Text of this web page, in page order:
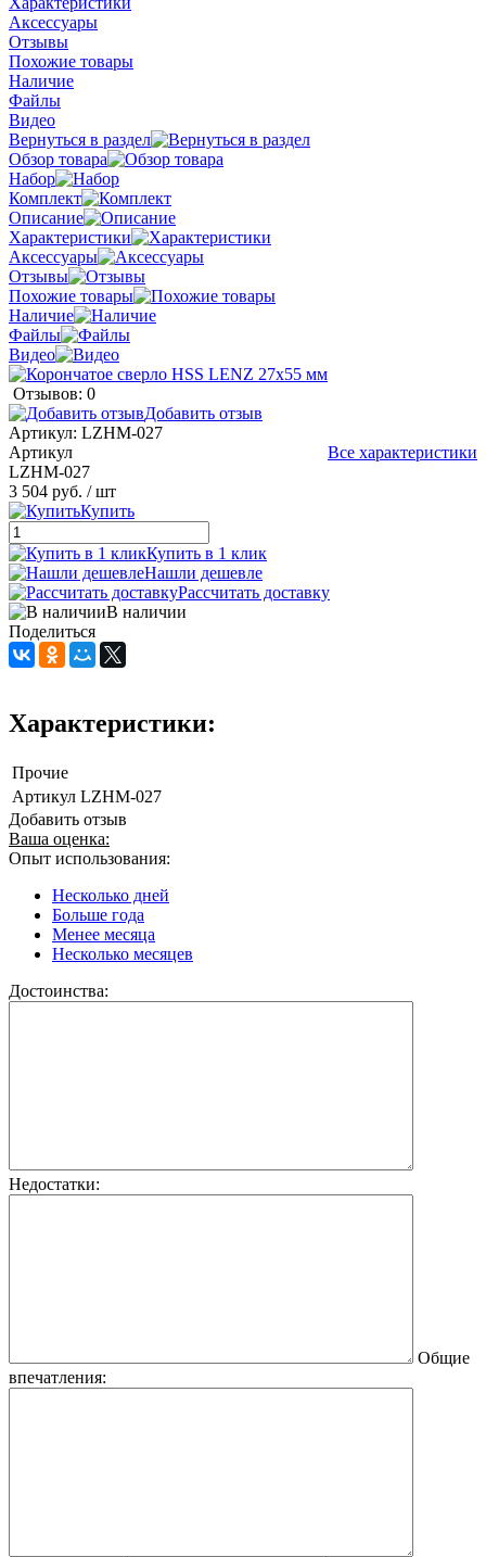
Аксессуары
Отзывы
Похожие товары
Наличие
Файлы
Видео
Вернуться в раздел
Обзор товара
Набор
Комплект
Описание
Характеристики
Аксессуары
Отзывы
Похожие товары
Наличие
Файлы
Видео
Отзывов: 0
Добавить отзыв
Артикул: LZHM-027
Все характеристики
Артикул
LZHM-027
3 504 руб. / шт
Купить
Купить в 1 клик
Нашли дешевле
Рассчитать доставку
В наличии
Поделиться
Характеристики:
Прочие
Артикул LZHM-027
Добавить отзыв
Ваша оценка:
Опыт использования:
Несколько дней
Больше года
Менее месяца
Несколько месяцев
Достоинства:
Недостатки:
Общие
впечатления: